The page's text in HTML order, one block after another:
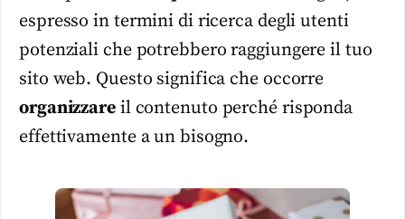
espresso in termini di ricerca degli utenti
potenziali che potrebbero raggiungere il tuo
sito web. Questo significa che occorre
organizzareil contenuto perché risponda
effettivamente a un bisogno.